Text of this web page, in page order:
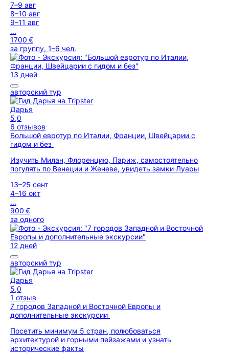
7–9 авг
8–10 авг
9–11 авг
...
1700 €
за группу, 1–6 чел.
13 дней
авторский тур
Дарья
5,0
6 отзывов
Большой евротур по Италии, Франции, Швейцарии с
гидом и без
Изучить Милан, Флоренцию, Париж, самостоятельно
погулять по Венеции и Женеве, увидеть замки Луары
13–25 сент
4–16 окт
...
900 €
за одного
12 дней
авторский тур
Дарья
5,0
1 отзыв
7 городов Западной и Восточной Европы и
дополнительные экскурсии
Посетить минимум 5 стран, полюбоваться
архитектурой и горными пейзажами и узнать
исторические факты